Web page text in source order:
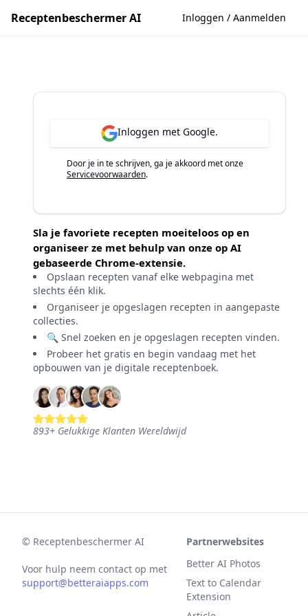
Receptenbeschermer AI Inloggen / Aanmelden
Inloggen met Google.
Door je in te schrijven, ga je akkoord met onze
Servicevoorwaarden.
Sla je favoriete recepten moeiteloos op en
organiseer ze met behulp van onze op AI
gebaseerde Chrome-extensie.
Opslaan recepten vanaf elke webpagina met
slechts één klik.
Organiseer je opgeslagen recepten in aangepaste
collecties.
🔍 Snel zoeken en je opgeslagen recepten vinden.
Probeer het gratis en begin vandaag met het
opbouwen van je digitale receptenboek.
893+ Gelukkige Klanten Wereldwijd
© Receptenbeschermer AI
Voor hulp neem contact op met
support@betteraiapps.com
Partnerwebsites
Better AI Photos
Text to Calendar
Extension